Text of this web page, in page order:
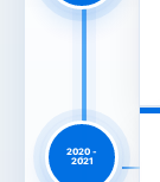
2020 -
2021